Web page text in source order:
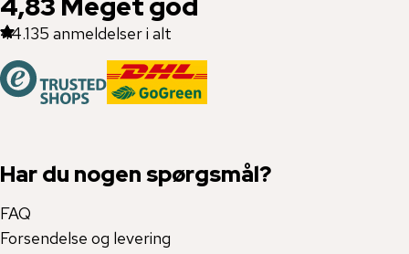
44.135 anmeldelser i alt
Har du nogen spørgsmål?
FAQ
Forsendelse og levering